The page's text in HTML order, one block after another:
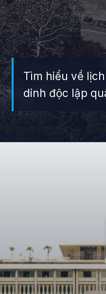
Tìm hiểu về
dinh độc lập